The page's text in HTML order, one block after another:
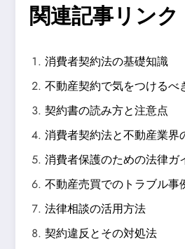
関連記事リンク
消費者契約法の基礎知識
不動産契約で気をつけるべ
契約書の読み方と注意点
消費者契約法と不動産業界
消費者保護のための法律ガ
不動産売買でのトラブル事
法律相談の活用方法
契約違反とその対処法